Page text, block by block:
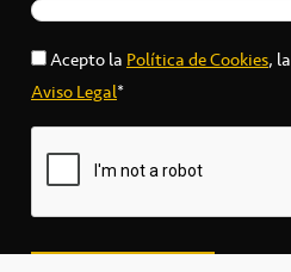
Acepto laPolítica de Cookies, la
Aviso Legal*